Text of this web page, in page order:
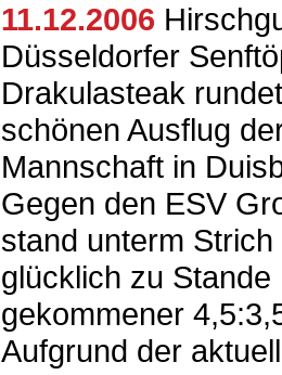
11.12.2006
Düsseldorfer
Drakulasteak
schönen Ausflug
Mannschaft in
Gegen den ESV
stand unterm
glücklich zu Stande
gekommener
Aufgrund der